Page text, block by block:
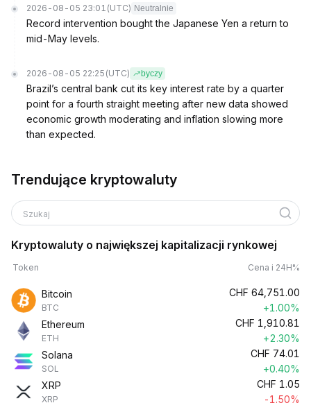
2026-08-05 23:01 (UTC) Neutralnie
Record intervention bought the Japanese Yen a return to
mid-May levels.
2026-08-05 22:25 (UTC) byczy
Brazil’s central bank cut its key interest rate by a quarter
point for a fourth straight meeting after new data showed
economic growth moderating and inflation slowing more
than expected.
Trendujące kryptowaluty
Szukaj
Kryptowaluty o największej kapitalizacji rynkowej
Token Cena i 24H%
Bitcoin
BTC
CHF 64,751.00
+1.00%
Ethereum
ETH
CHF 1,910.81
+2.30%
Solana
SOL
CHF 74.01
+0.40%
XRP
XRP
CHF 1.05
-1.50%